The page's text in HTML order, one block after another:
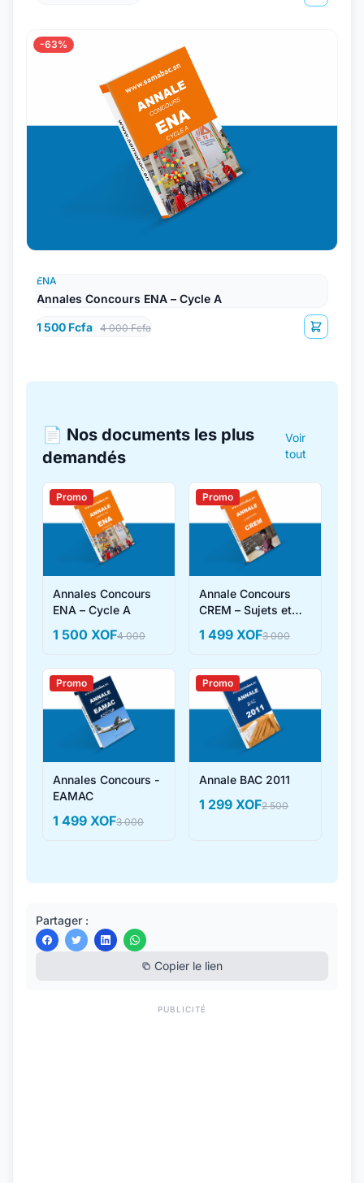
-63%
ENA
Annales Concours ENA – Cycle A
1 500 Fcfa 4 000 Fcfa
📄 Nos documents les plus
demandés
Voir
tout
Promo
Annales Concours
ENA – Cycle A
1 500 XOF4 000
Promo
Annale Concours
CREM – Sujets et
1 499 XOF3 000
Promo
Annales Concours -
EAMAC
1 499 XOF3 000
Promo
Annale BAC 2011
1 299 XOF2 500
Partager :
Copier le lien
PUBLICITÉ